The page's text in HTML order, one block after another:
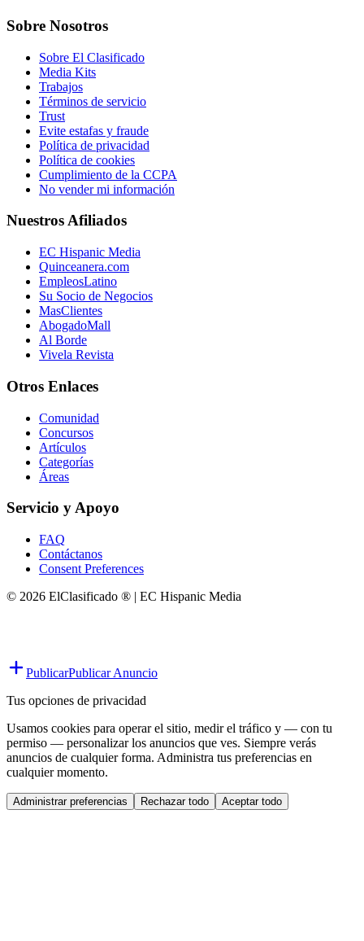
Sobre Nosotros
Sobre El Clasificado
Media Kits
Trabajos
Términos de servicio
Trust
Evite estafas y fraude
Política de privacidad
Política de cookies
Cumplimiento de la CCPA
No vender mi información
Nuestros Afiliados
EC Hispanic Media
Quinceanera.com
EmpleosLatino
Su Socio de Negocios
MasClientes
AbogadoMall
Al Borde
Vivela Revista
Otros Enlaces
Comunidad
Concursos
Artículos
Categorías
Áreas
Servicio y Apoyo
FAQ
Contáctanos
Consent Preferences
© 2026 ElClasificado ® | EC Hispanic Media
PublicarPublicar Anuncio
Tus opciones de privacidad
Usamos cookies para operar el sitio, medir el tráfico y — con tu
permiso — personalizar los anuncios que ves. Siempre verás
anuncios de cualquier forma. Administra tus preferencias en
cualquier momento.
Administrar preferencias Rechazar todo Aceptar todo